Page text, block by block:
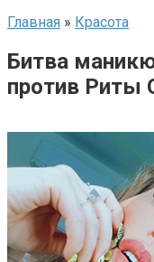
Главная » Красота
Битва
против Риты